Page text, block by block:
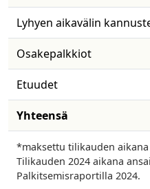
​Lyhyen aikavälin
​Osakepalkkiot
​Etuudet
​Yhteensä
*maksettu tilikauden aikana
Tilikauden 2024 aikana
Palkitsemisraportilla 2024.